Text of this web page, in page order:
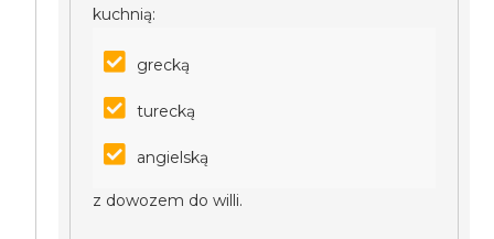
kuchnią:
grecką
turecką
angielską
z dowozem do willi.